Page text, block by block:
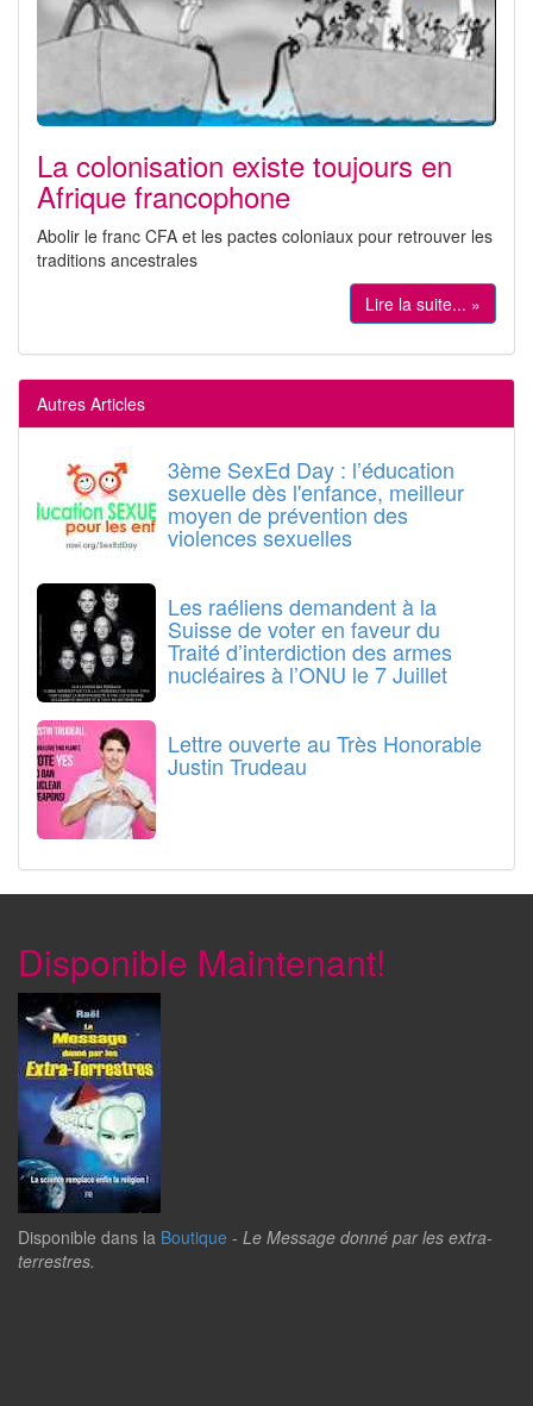
La colonisation existe toujours en
Afrique francophone
Abolir le franc CFA et les pactes coloniaux pour retrouver les
traditions ancestrales
Lire la suite... »
Autres Articles
3ème SexEd Day : l’éducation
sexuelle dès l'enfance, meilleur
moyen de prévention des
violences sexuelles
Les raéliens demandent à la
Suisse de voter en faveur du
Traité d’interdiction des armes
nucléaires à l’ONU le 7 Juillet
Lettre ouverte au Très Honorable
Justin Trudeau
Disponible Maintenant!
Disponible dans la Boutique - Le Message donné par les extra-
terrestres.